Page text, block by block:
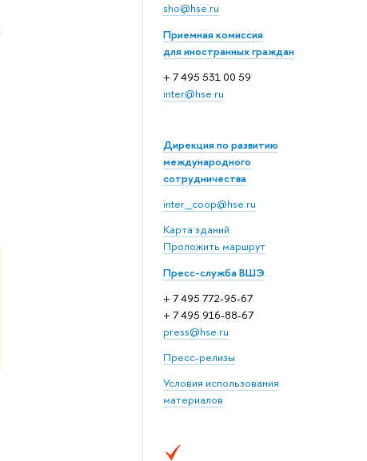
sho@hse.ru
Приемная комиссия
для иностранных граждан
+ 7 495 531 00 59
inter@hse.ru
Дирекция по развитию
международного
сотрудничества
inter_coop@hse.ru
Карта зданий
Проложить маршрут
Пресс-служба ВШЭ
+ 7 495 772-95-67
+ 7 495 916-88-67
press@hse.ru
Пресс-релизы
Условия использования
материалов